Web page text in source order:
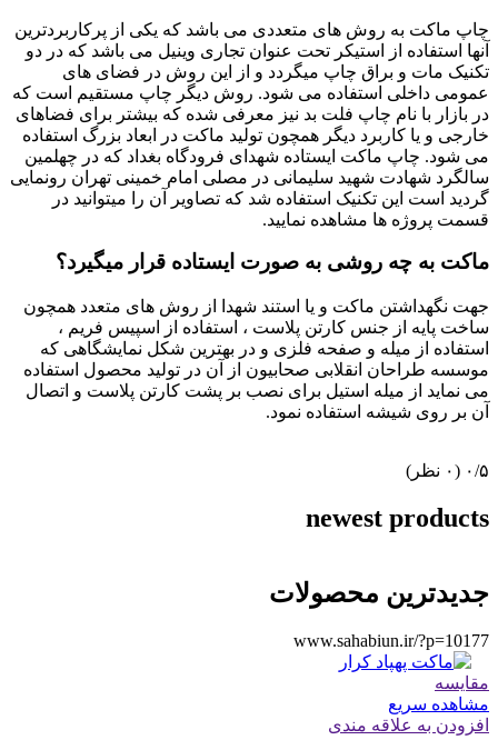
چاپ ماکت به روش های متعددی می باشد که یکی از پرکاربردترین
آنها استفاده از استیکر تحت عنوان تجاری وینیل می باشد که در دو
تکنیک مات و براق چاپ میگردد و از این روش در فضای های
عمومی داخلی استفاده می شود. روش دیگر چاپ مستقیم است که
در بازار با نام چاپ فلت بد نیز معرفی شده که بیشتر برای فضاهای
خارجی و یا کاربرد دیگر همچون تولید ماکت در ابعاد بزرگ استفاده
می شود. چاپ ماکت ایستاده شهدای فرودگاه بغداد که در چهلمین
سالگرد شهادت شهید سلیمانی در مصلی امام خمینی تهران رونمایی
گردید است این تکنیک استفاده شد که تصاویر آن را میتوانید در
قسمت پروژه ها مشاهده نمایید.
ماکت به چه روشی به صورت ایستاده قرار میگیرد؟
جهت نگهداشتن ماکت و یا استند شهدا از روش های متعدد همچون
ساخت پایه از جنس کارتن پلاست ، استفاده از اسپیس فریم ،
استفاده از میله و صفحه فلزی و در بهترین شکل نمایشگاهی که
موسسه طراحان انقلابی صحابیون از آن در تولید محصول استفاده
می نماید از میله استیل برای نصب بر پشت کارتن پلاست و اتصال
آن بر روی شیشه استفاده نمود.
‫۰/۵ ‫(۰ نظر)
newest products
جدیدترین محصولات
www.sahabiun.ir/?p=10177
مقایسه
مشاهده سریع
افزودن به علاقه مندی